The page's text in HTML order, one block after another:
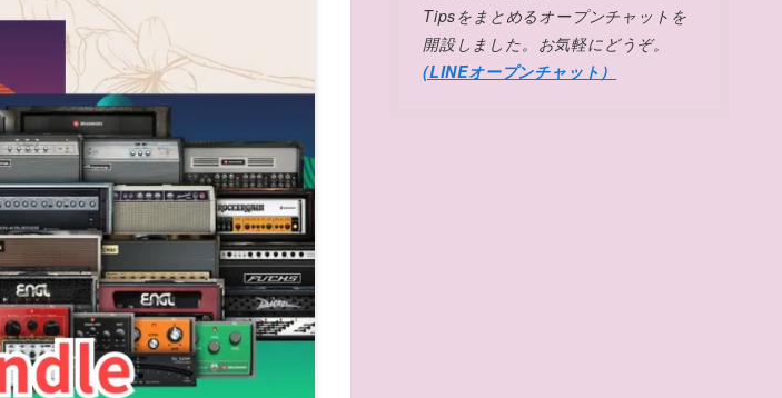
Tipsをまとめるオープンチャットを
開設しました。お気軽にどうぞ。
(LINEオープンチャット）